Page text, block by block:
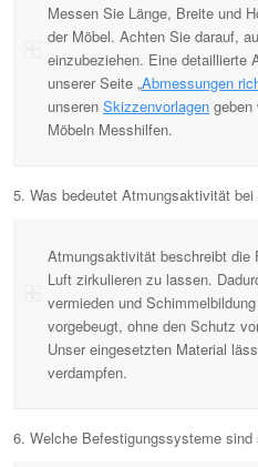
Messen Sie Länge, Breite und
der Möbel. Achten Sie darauf,
einzubeziehen. Eine detaillierte
unserer Seite „Abmessungen
unseren Skizzenvorlagen geben
Möbeln Messhilfen.
5. Was bedeutet Atmungsaktivität
Atmungsaktivität beschreibt die
Luft zirkulieren zu lassen.
vermieden und
vorgebeugt, ohne den Schutz
Unser eingesetzten Material
verdampfen.
6. Welche Befestigungssysteme sind